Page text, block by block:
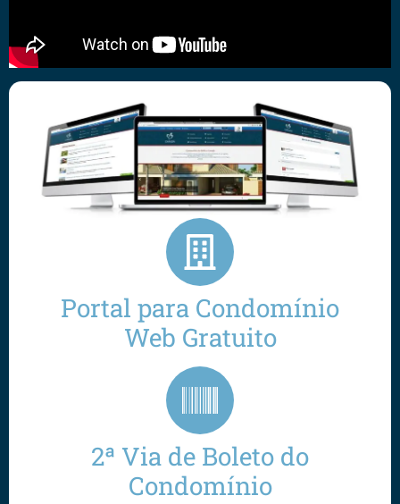
Portal para Condomínio
Web Gratuito
2ª Via de Boleto do
Condomínio